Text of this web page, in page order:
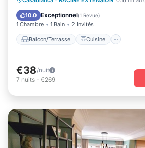
10.0 Exceptionnel(1 Revue)
1 Chambre 1 Bain 2 Invités
Balcon/Terrasse Cuisine
Climatisation
€38/nuit
7 nuits - €269